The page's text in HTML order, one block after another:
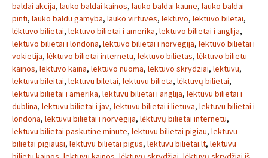
baldai akcija, lauko baldai kainos, lauko baldai kaune, lauko baldai
pinti, lauko baldu gamyba, lauko virtuves, lektuvo, lektuvo biletai,
lėktuvo bilietai, lektuvo bilietai i amerika, lektuvo bilietai i anglija,
lektuvo bilietai i londona, lektuvo bilietai i norvegija, lektuvo bilietai i
vokietija, lėktuvo bilietai internetu, lektuvo bilietas, lėktuvo bilietu
kainos, lektuvo kaina, lektuvo nuoma, lektuvo skrydziai, lektuvu,
lektuvu bileitai, lektuvu biletai, lektuvu bilieta, lėktuvų bilietai,
lektuvu bilietai i amerika, lektuvu bilietai i anglija, lektuvu bilietai i
dublina, lektuvu bilietai i jav, lektuvu bilietai i lietuva, lektuvu bilietai i
londona, lektuvu bilietai i norvegija, lėktuvų bilietai internetu,
lektuvu bilietai paskutine minute, lektuvu bilietai pigiau, lektuvu
bilietai pigiausi, lektuvu bilietai pigus, lektuvu bilietai.lt, lektuvu